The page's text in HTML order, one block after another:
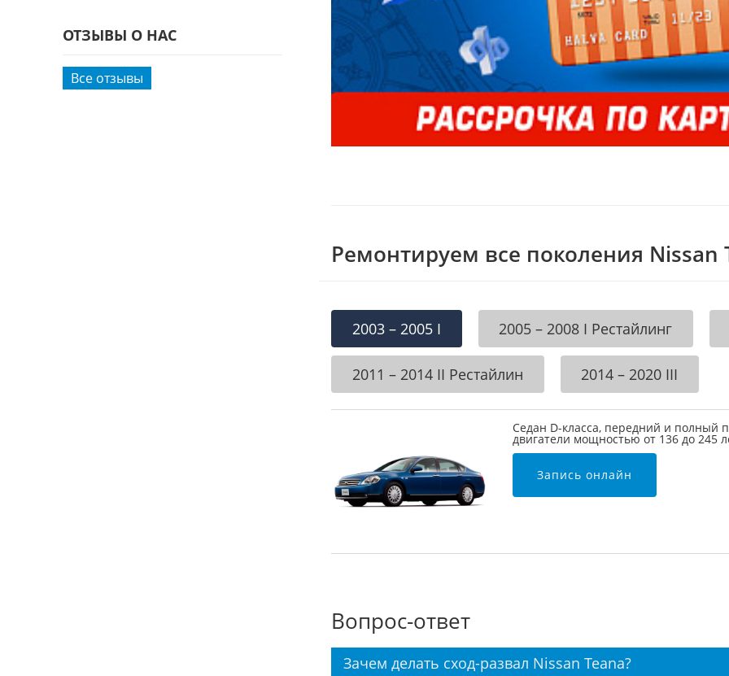
ОТЗЫВЫ О НАС
Все отзывы
Ремонтируем все поколения Nissan
2003 – 2005 I 2005 – 2008 I Рестайлинг
2011 – 2014 II Рестайлин 2014 – 2020 III
Седан D-класса, передний и полный
двигатели мощностью от 136 до 245
Запись онлайн
Вопрос-ответ
Зачем делать сход-развал Nissan Teana?